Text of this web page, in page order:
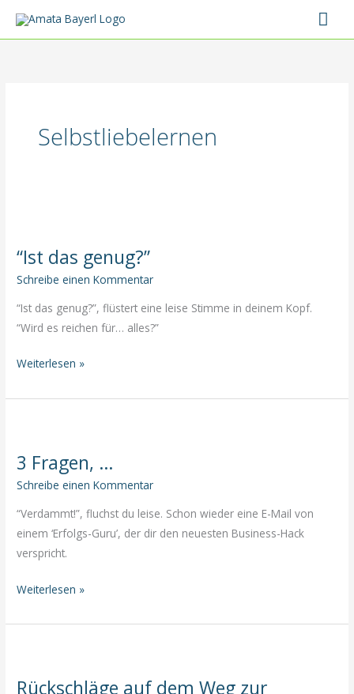
Inhalt
Selbstliebelernen
“Ist das genug?”
Schreibe einen Kommentar
“Ist das genug?”, flüstert eine leise Stimme in deinem Kopf.
“Wird es reichen für… alles?”
“Ist
genug?”
Weiterlesen »
3 Fragen, …
Schreibe einen Kommentar
“Verdammt!”, fluchst du leise. Schon wieder eine E-Mail von
einem ‘Erfolgs-Guru’, der dir den neuesten Business-Hack
verspricht.
3
…
Weiterlesen »
Rückschläge auf dem Weg zur